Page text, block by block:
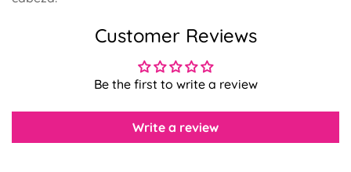
Customer Reviews
Be the first to write a review
Write a review
Confirma tu edad
¿Tienes 18 años o más?